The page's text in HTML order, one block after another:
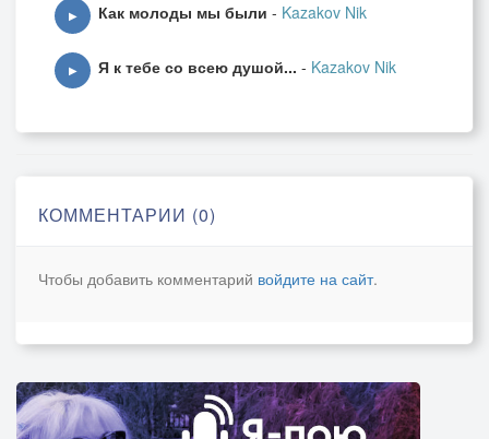
▶ Как молоды мы были - Kazakov Nik
▶ Я к тебе со всею душой... - Kazakov Nik
КОММЕНТАРИИ (0)
Чтобы добавить комментарий войдите на сайт.